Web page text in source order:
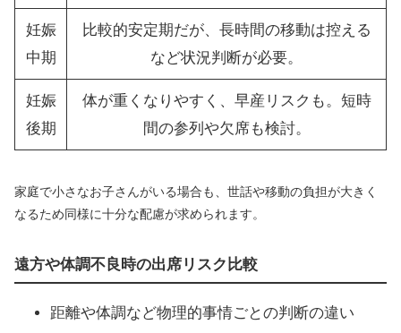
妊娠
中期
比較的安定期だが、長時間の移動は控える
など状況判断が必要。
妊娠
後期
体が重くなりやすく、早産リスクも。短時
間の参列や欠席も検討。
家庭で小さなお子さんがいる場合も、世話や移動の負担が大きく
なるため同様に十分な配慮が求められます。
遠方や体調不良時の出席リスク比較
距離や体調など物理的事情ごとの判断の違い